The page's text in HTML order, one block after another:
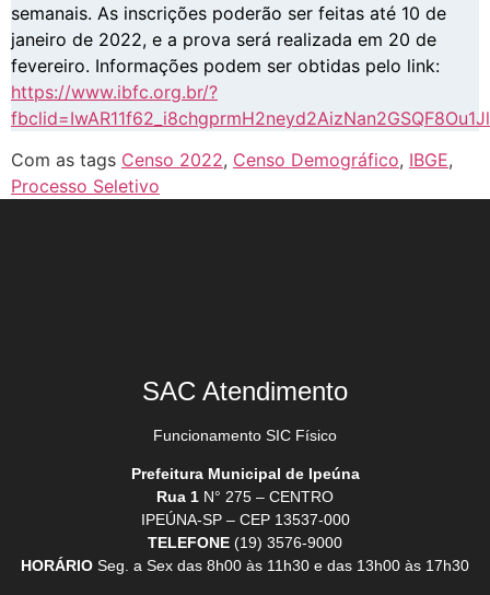
semanais. As inscrições poderão ser feitas até 10 de
janeiro de 2022, e a prova será realizada em 20 de
fevereiro. Informações podem ser obtidas pelo link:
https://www.ibfc.org.br/?
Com as tags Censo 2022, Censo Demográfico, IBGE,
Processo Seletivo
SAC Atendimento
Funcionamento SIC Físico
Prefeitura Municipal de Ipeúna
Rua 1 N° 275 – CENTRO
IPEÚNA-SP – CEP 13537-000
TELEFONE (19) 3576-9000
HORÁRIO Seg. a Sex das 8h00 às 11h30 e das 13h00 às 17h30